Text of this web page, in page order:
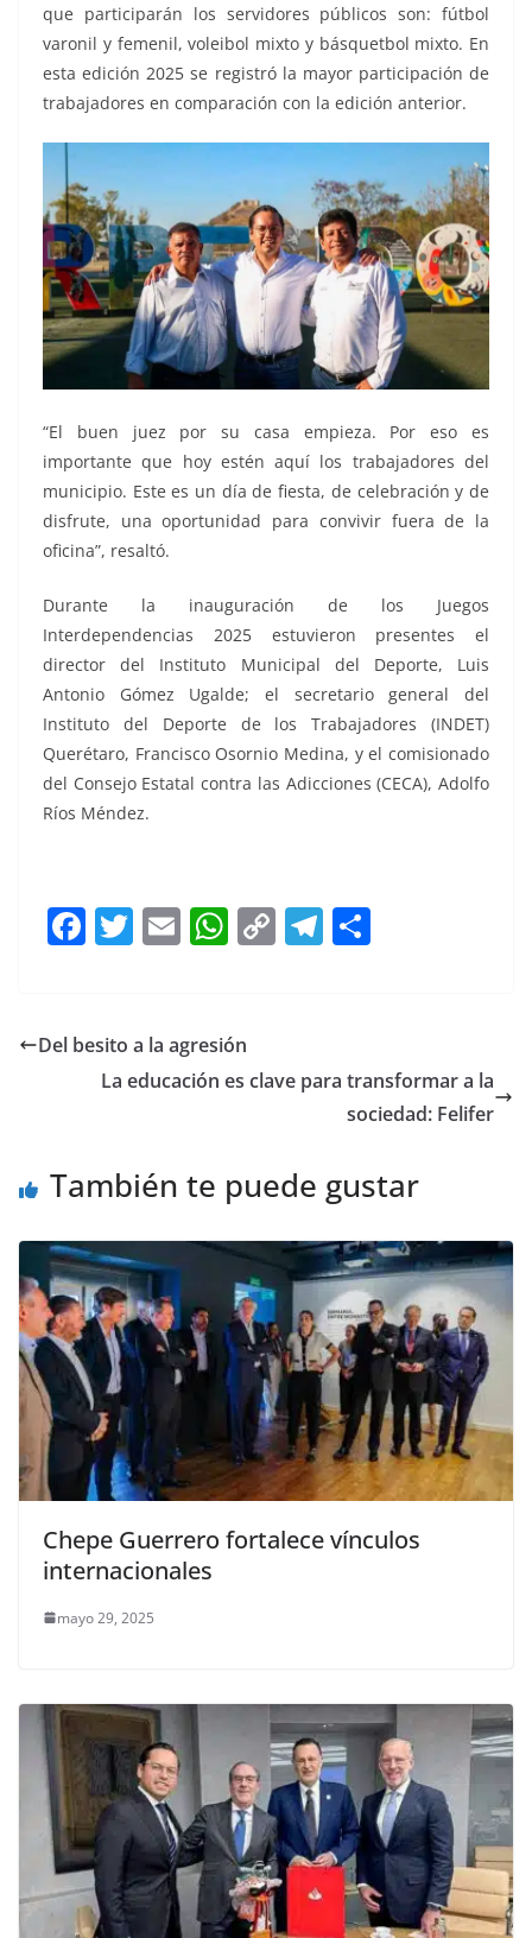
que participarán los servidores públicos son: fútbol
varonil y femenil, voleibol mixto y básquetbol mixto. En
esta edición 2025 se registró la mayor participación de
trabajadores en comparación con la edición anterior.
“El buen juez por su casa empieza. Por eso es
importante que hoy estén aquí los trabajadores del
municipio. Este es un día de fiesta, de celebración y de
disfrute, una oportunidad para convivir fuera de la
oficina”, resaltó.
Durante la inauguración de los Juegos
Interdependencias 2025 estuvieron presentes el
director del Instituto Municipal del Deporte, Luis
Antonio Gómez Ugalde; el secretario general del
Instituto del Deporte de los Trabajadores (INDET)
Querétaro, Francisco Osornio Medina, y el comisionado
del Consejo Estatal contra las Adicciones (CECA), Adolfo
Ríos Méndez.
F
e
b
k
T
er
E
l
W
s
A
C
Li
T
a
m
Del besito a la agresión
La educación es clave para transformar a la
sociedad: Felifer
También te puede gustar
Chepe Guerrero fortalece vínculos
internacionales
mayo 29, 2025